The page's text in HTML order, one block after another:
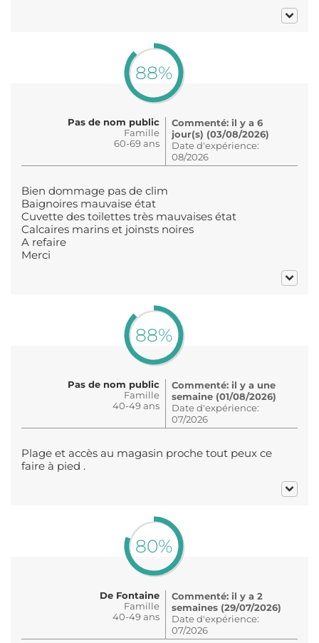
88%
Pas de nom public
Famille
60-69 ans
Commenté: il y a 6
jour(s) (03/08/2026)
Date d'expérience:
08/2026
Bien dommage pas de clim
Baignoires mauvaise état
Cuvette des toilettes très mauvaises état
Calcaires marins et joinsts noires
A refaire
Merci
88%
Pas de nom public
Famille
40-49 ans
Commenté: il y a une
semaine (01/08/2026)
Date d'expérience:
07/2026
Plage et accès au magasin proche tout peux ce
faire à pied .
80%
De Fontaine
Famille
40-49 ans
Commenté: il y a 2
semaines (29/07/2026)
Date d'expérience:
07/2026